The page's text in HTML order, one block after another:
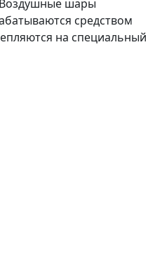
шары
средством
на специальный